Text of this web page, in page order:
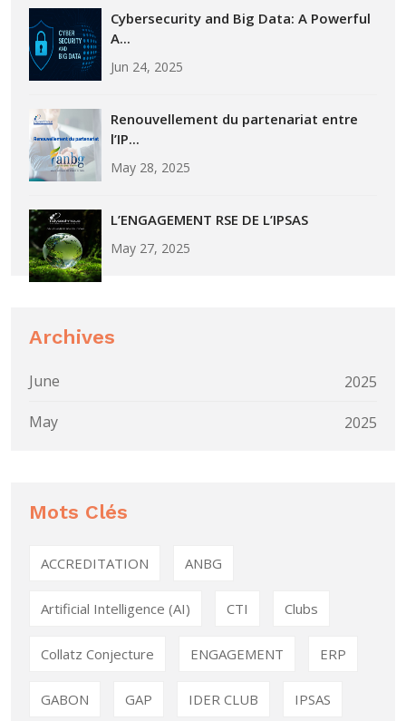
Cybersecurity and Big Data: A Powerful
A...
Jun 24, 2025
Renouvellement du partenariat entre
l’IP...
May 28, 2025
L’ENGAGEMENT RSE DE L’IPSAS
May 27, 2025
Archives
June
2025
May
2025
Mots Clés
ACCREDITATION ANBG
Artificial Intelligence (AI) CTI Clubs
Collatz Conjecture ENGAGEMENT ERP
GABON GAP IDER CLUB IPSAS